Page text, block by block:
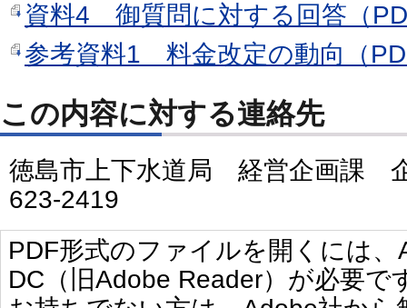
資料4 御質問に対する回答（
参考資料1 料金改定の動向（
この内容に対する連絡先
徳島市上下水道局 経営企画課
623-2419
PDF形式のファイルを開くには
DC（旧Adobe Reader）が必要で